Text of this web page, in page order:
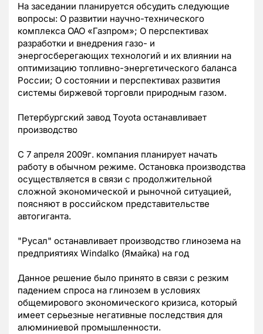
На заседании планируется обсудить следующие
вопросы: О развитии научно-технического
комплекса ОАО «Газпром»; О перспективах
разработки и внедрения газо- и
энергосберегающих технологий и их влиянии на
оптимизацию топливно-энергетического баланса
России; О состоянии и перспективах развития
системы биржевой торговли природным газом.
Петербургский завод Toyota останавливает
производство
С 7 апреля 2009г. компания планирует начать
работу в обычном режиме. Остановка производства
осуществляется в связи с продолжительной
сложной экономической и рыночной ситуацией,
поясняют в российском представительстве
автогиганта.
"Русал" останавливает производство глинозема на
предприятиях Windalko (Ямайка) на год
Данное решение было принято в связи с резким
падением спроса на глинозем в условиях
общемирового экономического кризиса, который
имеет серьезные негативные последствия для
алюминиевой промышленности.